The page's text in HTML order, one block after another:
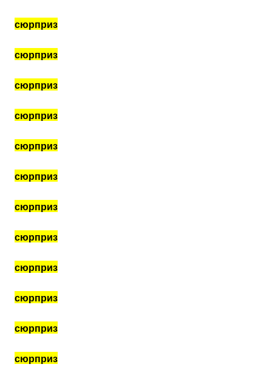
сюрприз
сюрприз
сюрприз
сюрприз
сюрприз
сюрприз
сюрприз
сюрприз
сюрприз
сюрприз
сюрприз
сюрприз